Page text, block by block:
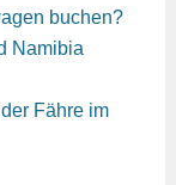
buchen?
Namibia
Fähre im